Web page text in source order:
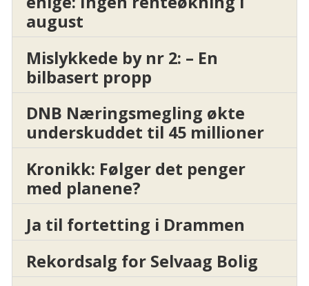
august
Mislykkede by nr 2: – En
bilbasert propp
DNB Næringsmegling økte
underskuddet til 45 millioner
Kronikk: Følger det penger
med planene?
Ja til fortetting i Drammen
Rekordsalg for Selvaag Bolig